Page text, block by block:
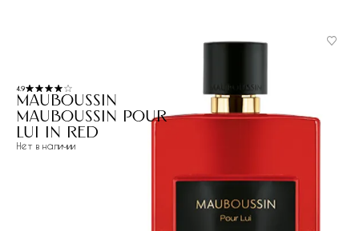
4.9
Mauboussin
Mauboussin Pour
Lui In Red
Нет в наличии